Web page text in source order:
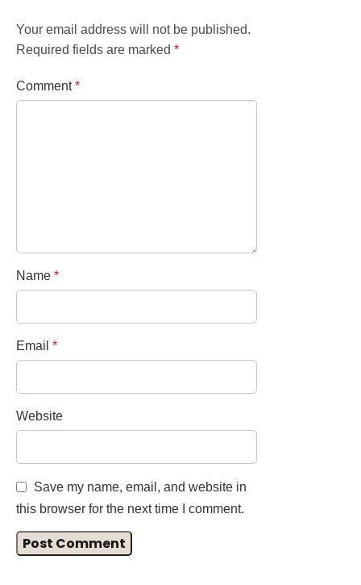
Your email address will not be published.
Required fields are marked *
Comment*
Name *
Email *
Website
Save my name, email, and website in
this browser for the next time I comment.